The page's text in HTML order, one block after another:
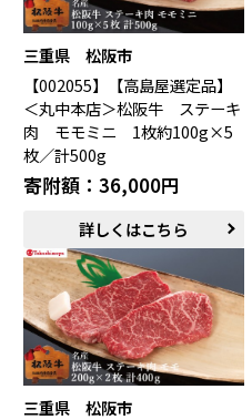
三重県 松阪市
【002055】【高島屋選定品】
＜丸中本店＞松阪牛 ステーキ
肉 モモミニ 1枚約100g×5
枚／計500g
寄附額：36,000円
詳しくはこちら
三重県 松阪市